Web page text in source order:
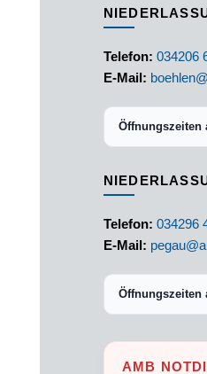
Telefon: 034206
E-Mail:
Öffnungszeiten
Telefon: 034296
E-Mail:
Öffnungszeiten
AMB